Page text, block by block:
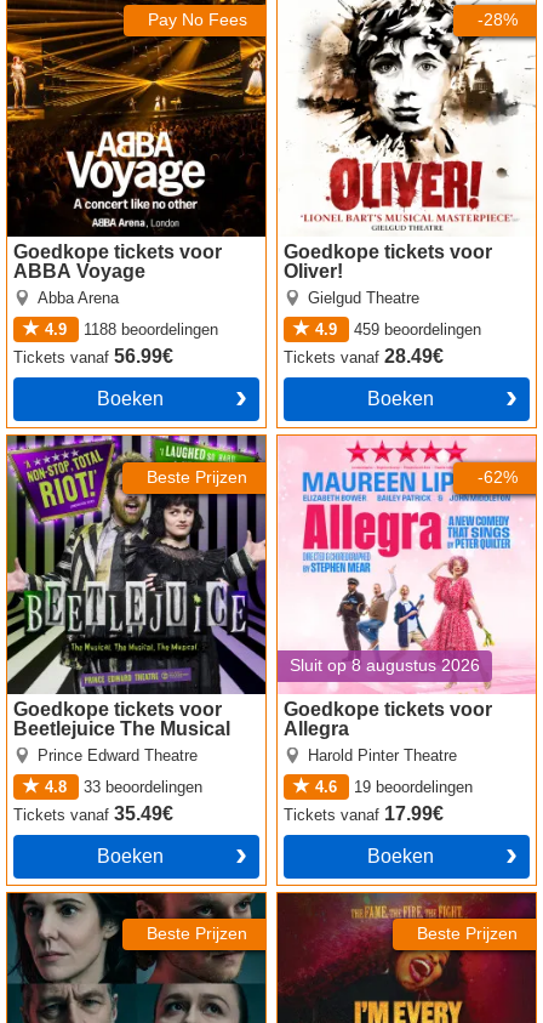
Pay No Fees
Goedkope tickets voor
ABBA Voyage
Abba Arena
4.9
1188 beoordelingen
Tickets vanaf 56.99€
Boeken
-28%
Goedkope tickets voor
Oliver!
Gielgud Theatre
4.9
459 beoordelingen
Ticketsvanaf28.49€
Boeken
Beste Prijzen
Goedkope tickets voor
Beetlejuice The Musical
Prince Edward Theatre
4.8
33 beoordelingen
Tickets vanaf 35.49€
Boeken
Beetlejuice The Musical
tickets
-62%
Sluit op 8 augustus 2026
Goedkope tickets voor
Allegra
Harold Pinter Theatre
4.6
19 beoordelingen
Ticketsvanaf 17.99€
Boeken
Allegra tickets
Beste Prijzen
The Oresteia tickets
Beste Prijzen
I'm Every Woman the Musical
tickets